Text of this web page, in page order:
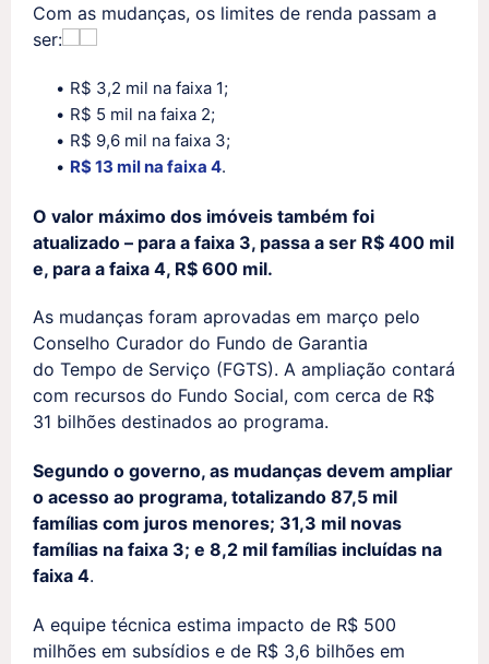
Com as mudanças, os limites de renda passam a
ser:
R$ 3,2 mil na faixa 1;
R$ 5 mil na faixa 2;
R$ 9,6 mil na faixa 3;
R$ 13 mil na faixa 4.
O valor máximo dos imóveis também foi
atualizado – para a faixa 3, passa a ser R$ 400 mil
e, para a faixa 4, R$ 600 mil.
As mudanças foram aprovadas em março pelo
Conselho Curador do Fundo de Garantia
do Tempo de Serviço (FGTS). A ampliação contará
com recursos do Fundo Social, com cerca de R$
31 bilhões destinados ao programa.
Segundo o governo, as mudanças devem ampliar
o acesso ao programa, totalizando 87,5 mil
famílias com juros menores; 31,3 mil novas
famílias na faixa 3; e 8,2 mil famílias incluídas na
faixa 4.
A equipe técnica estima impacto de R$ 500
milhões em subsídios e de R$ 3,6 bilhões em